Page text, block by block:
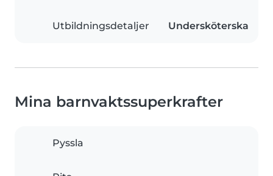
Utbildningsdetaljer Undersköterska
Mina barnvaktssuperkrafter
Pyssla